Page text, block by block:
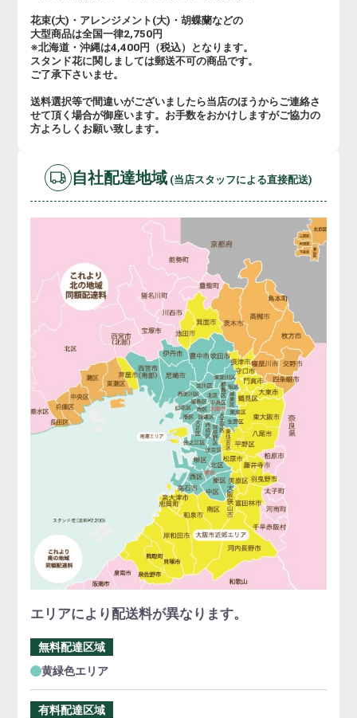
花束(大)・アレンジメント(大)・胡蝶蘭などの
大型商品は全国一律2,750円
※北海道・沖縄は4,400円（税込）となります。
スタンド花に関しましては郵送不可の商品です。
ご了承下さいませ。
送料選択等で間違いがございましたら当店のほうからご連絡さ
せて頂く場合が御座います。お手数をおかけしますがご協力の
方よろしくお願い致します。
自社配達地域 (当店スタッフによる直接配送)
エリアにより配送料が異なります。
無料配達区域
黄緑色エリア
有料配達区域